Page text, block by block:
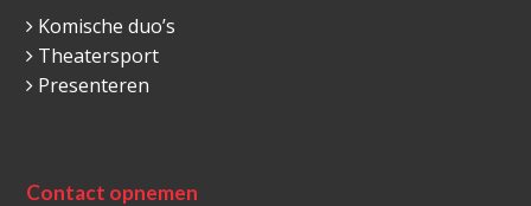
Komische duo’s
Theatersport
Presenteren
Contact opnemen